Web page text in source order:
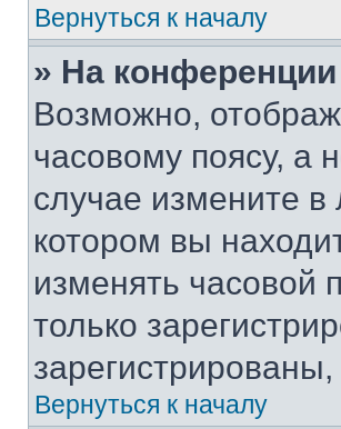
Вернуться к началу
» На
Возможно,
часовому поясу, а
случае измените в
котором вы
изменять часовой
только
Вернуться к началу